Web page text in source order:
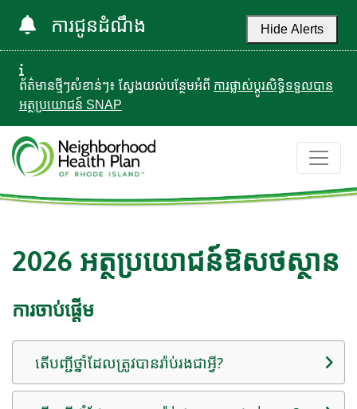
ការជូនដំណឹង Hide Alerts
ព័ត៌មានថ្មីៗសំខាន់ៗ៖ ស្វែងយល់បន្ថែមអំពី ការផ្លាស់ប្តូរសិទ្ធិទទួលបាន
អត្ថប្រយោជន៍ SNAP
2026 អត្ថប្រយោជន៍ឱសថស្ថាន
ការចាប់ផ្តើម
តើ​បញ្ជី​ថ្នាំ​ដែល​ត្រូវ​បាន​រ៉ាប់រង​ជាអ្វី?